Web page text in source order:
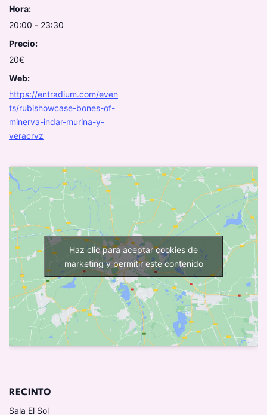
Hora:
20:00 - 23:30
Precio:
20€
Web:
https://entradium.com/even
ts/rubishowcase-bones-of-
minerva-indar-murina-y-
veracrvz
RECINTO
Sala El Sol
Haz clic para aceptar cookies de
marketing y permitir este contenido